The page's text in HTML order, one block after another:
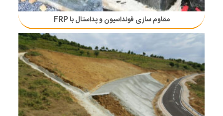
مقاوم سازی فونداسیون‌ و پداستال با FRP